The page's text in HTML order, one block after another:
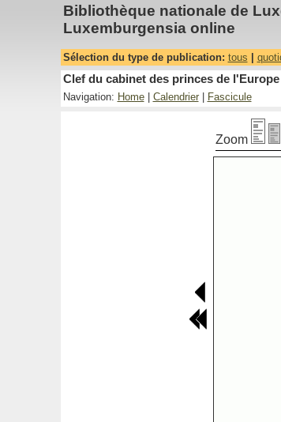
Bibliothèque nationale de
Luxemburgensia online
Sélection du type de publication: tous
Clef du cabinet des princes de
Navigation: Home| Calendrier| Fascicule
Zoom